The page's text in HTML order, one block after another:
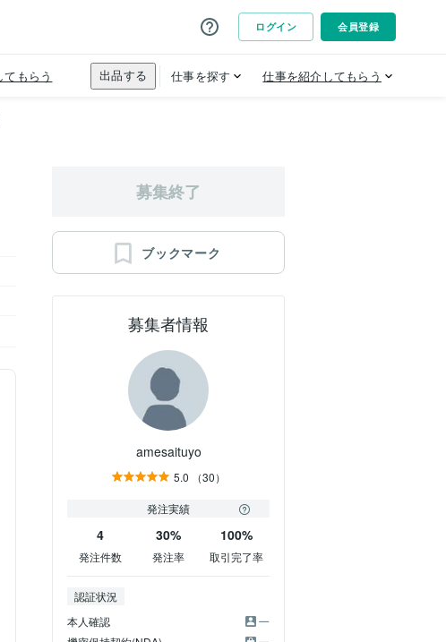
募集終了
ブックマーク
募集者情報
amesaituyo
5.0 （30）
発注実績
4
発注件数
30%
発注率
100%
取引完了率
認証状況
本人確認